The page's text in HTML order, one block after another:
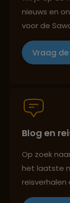
Best
Reizen
nieuws en
voor de
Vraag
Blog en
Op zoek
het laatste